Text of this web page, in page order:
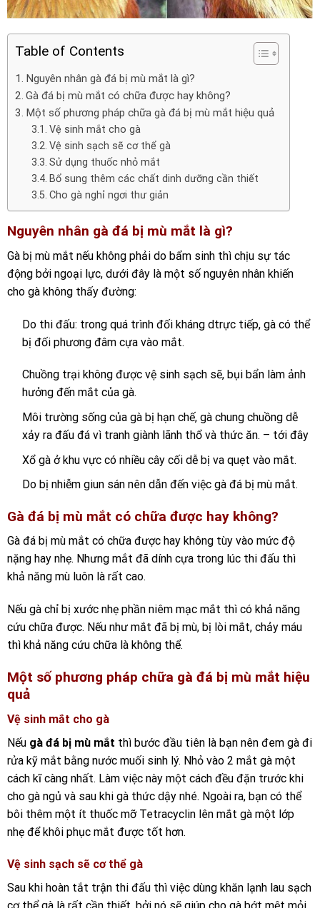
Table of Contents
Nguyên nhân gà đá bị mù mắt là gì?
Gà đá bị mù mắt có chữa được hay không?
Một số phương pháp chữa gà đá bị mù mắt hiệu quả
Vệ sinh mắt cho gà
Vệ sinh sạch sẽ cơ thể gà
Sử dụng thuốc nhỏ mắt
Bổ sung thêm các chất dinh dưỡng cần thiết
Cho gà nghỉ ngơi thư giản
Nguyên nhân gà đá bị mù mắt là gì?
Gà bị mù mắt nếu không phải do bẩm sinh thì chịu sự tác
động bởi ngoại lực, dưới đây là một số nguyên nhân khiến
cho gà không thấy đường:
Do thi đấu: trong quá trình đối kháng dtrực tiếp, gà có thể
bị đối phương đâm cựa vào mắt.
Chuồng trại không được vệ sinh sạch sẽ, bụi bẩn làm ảnh
hưởng đến mắt của gà.
Môi trường sống của gà bị hạn chế, gà chung chuồng dễ
xảy ra đấu đá vì tranh giành lãnh thổ và thức ăn. – tới đây
Xổ gà ở khu vực có nhiều cây cối dễ bị va quẹt vào mắt.
Do bị nhiễm giun sán nên dẫn đến việc gà đá bị mù mắt.
Gà đá bị mù mắt có chữa được hay không?
Gà đá bị mù mắt có chữa được hay không tùy vào mức độ
nặng hay nhẹ. Nhưng mắt đã dính cựa trong lúc thi đấu thì
khả năng mù luôn là rất cao.
Nếu gà chỉ bị xước nhẹ phần niêm mạc mắt thì có khả năng
cứu chữa được. Nếu như mắt đã bị mù, bị lòi mắt, chảy máu
thì khả năng cứu chữa là không thể.
Một số phương pháp chữa gà đá bị mù mắt hiệu
quả
Vệ sinh mắt cho gà
Nếu gà đá bị mù mắt thì bước đầu tiên là bạn nên đem gà đi
rửa kỹ mắt bằng nước muối sinh lý. Nhỏ vào 2 mắt gà một
cách kĩ càng nhất. Làm việc này một cách đều đặn trước khi
cho gà ngủ và sau khi gà thức dậy nhé. Ngoài ra, bạn có thể
bôi thêm một ít thuốc mỡ Tetracyclin lên mắt gà một lớp
nhẹ để khôi phục mắt được tốt hơn.
Vệ sinh sạch sẽ cơ thể gà
Sau khi hoàn tắt trận thi đấu thì việc dùng khăn lạnh lau sạch